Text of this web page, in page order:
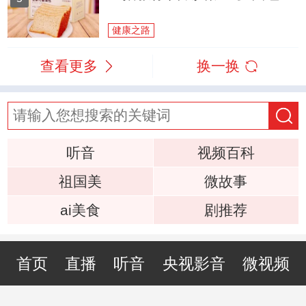
健康之路
查看更多 换一换
听音
视频百科
祖国美
微故事
ai美食
剧推荐
首页 直播 听音 央视影音 微视频